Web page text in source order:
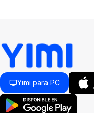
Yimi para PC